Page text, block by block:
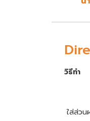
วิธีทำ
ใส่ส่วน